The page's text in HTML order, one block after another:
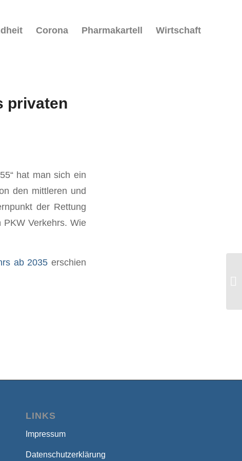
Corona Pharmakartell Wirtschaft
privaten
hat man sich ein
den mittleren und
der Rettung
Verkehrs. Wie
ab 2035 erschien
LINKS
Impressum
Datenschutzerklärung